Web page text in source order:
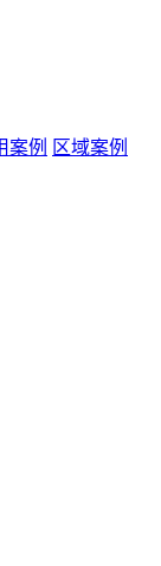
案例 区域案例